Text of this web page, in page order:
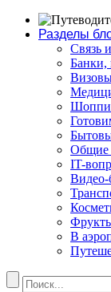
Разделы
Связь
Банки,
Общие
IT-
Видео-
В